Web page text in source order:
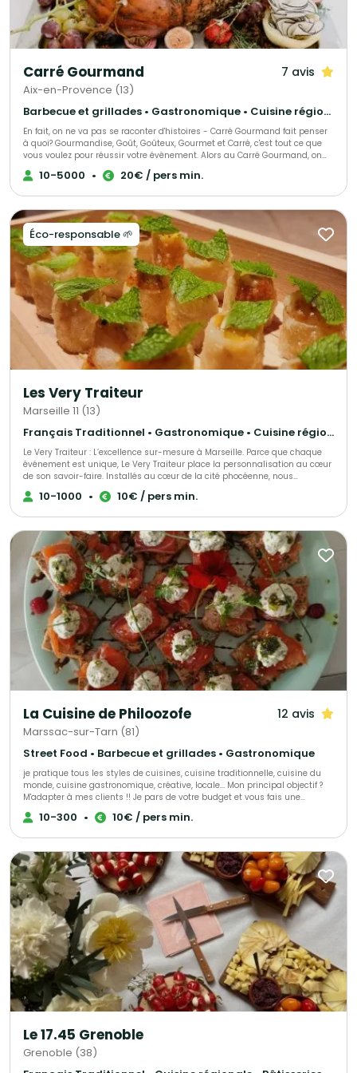
Carré Gourmand 7 avis
Aix-en-Provence (13)
Barbecue et grillades • Gastronomique • Cuisine régionale
En fait, on ne va pas se raconter d'histoires - Carré Gourmand fait penser
à quoi? Gourmandise, Goût, Goûteux, Gourmet et Carré, c'est tout ce que
vous voulez pour réussir votre évènement. Alors au Carré Gourmand, on
peut dire encore beaucoup de choses... Le mieux c'est de goûter. Jérôme
GHIBAUDO
10-5000 • 20€ / pers min.
Éco-responsable 🌱
Les Very Traiteur
Marseille 11 (13)
Français Traditionnel • Gastronomique • Cuisine régionale
Le Very Traiteur : L’excellence sur-mesure à Marseille. Parce que chaque
événement est unique, Le Very Traiteur place la personnalisation au cœur
de son savoir-faire. Installés au cœur de la cité phocéenne, nous
concevons des expériences culinaires qui vous ressemblent. Que vous
soyez un particulier célébrant un moment de vie ou une entreprise en
une logistique sans faille et ce petit "plus" qui rendra votre réception
inoubliable.
10-1000 • 10€ / pers min.
La Cuisine de Philoozofe 12 avis
Marssac-sur-Tarn (81)
Street Food • Barbecue et grillades • Gastronomique
je pratique tous les styles de cuisines, cuisine traditionnelle, cuisine du
monde, cuisine gastronomique, créative, locale... Mon principal objectif ?
M'adapter à mes clients !! Je pars de votre budget et vous fais une
proposition personnalisée pour que votre évènement soit à votre image et
réussi, quelque soit vos possibilités !
10-300 • 10€ / pers min.
Le 17.45 Grenoble
Grenoble (38)